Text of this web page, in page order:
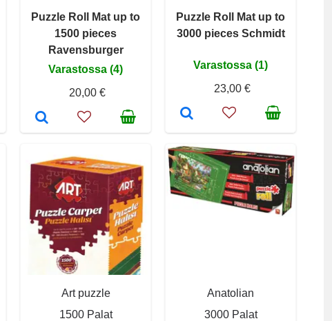
Puzzle Roll Mat up to
1500 pieces
Ravensburger
Varastossa (4)
20,00 €
Puzzle Roll Mat up to
3000 pieces Schmidt
Varastossa (1)
23,00 €
Art puzzle
1500 Palat
Anatolian
3000 Palat